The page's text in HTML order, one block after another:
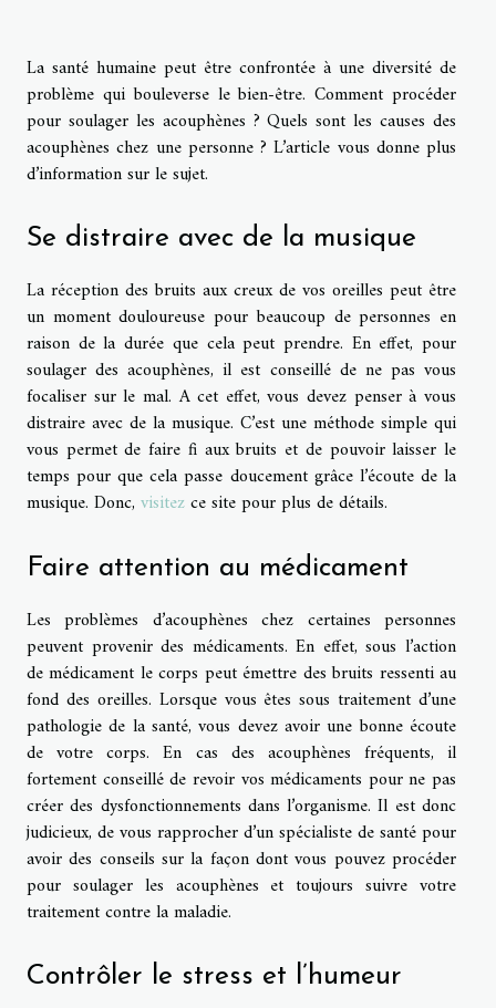
La santé humaine peut être confrontée à une diversité de
problème qui bouleverse le bien-être. Comment procéder
pour soulager les acouphènes ? Quels sont les causes des
acouphènes chez une personne ? L’article vous donne plus
d’information sur le sujet.
Se distraire avec de la musique
La réception des bruits aux creux de vos oreilles peut être
un moment douloureuse pour beaucoup de personnes en
raison de la durée que cela peut prendre. En effet, pour
soulager des acouphènes, il est conseillé de ne pas vous
focaliser sur le mal. A cet effet, vous devez penser à vous
distraire avec de la musique. C’est une méthode simple qui
vous permet de faire fi aux bruits et de pouvoir laisser le
temps pour que cela passe doucement grâce l’écoute de la
musique. Donc, visitezce site pour plus de détails.
Faire attention au médicament
Les problèmes d’acouphènes chez certaines personnes
peuvent provenir des médicaments. En effet, sous l’action
de médicament le corps peut émettre des bruits ressenti au
fond des oreilles. Lorsque vous êtes sous traitement d’une
pathologie de la santé, vous devez avoir une bonne écoute
de votre corps. En cas des acouphènes fréquents, il
fortement conseillé de revoir vos médicaments pour ne pas
créer des dysfonctionnements dans l’organisme. Il est donc
judicieux, de vous rapprocher d’un spécialiste de santé pour
avoir des conseils sur la façon dont vous pouvez procéder
pour soulager les acouphènes et toujours suivre votre
traitement contre la maladie.
Contrôler le stress et l’humeur